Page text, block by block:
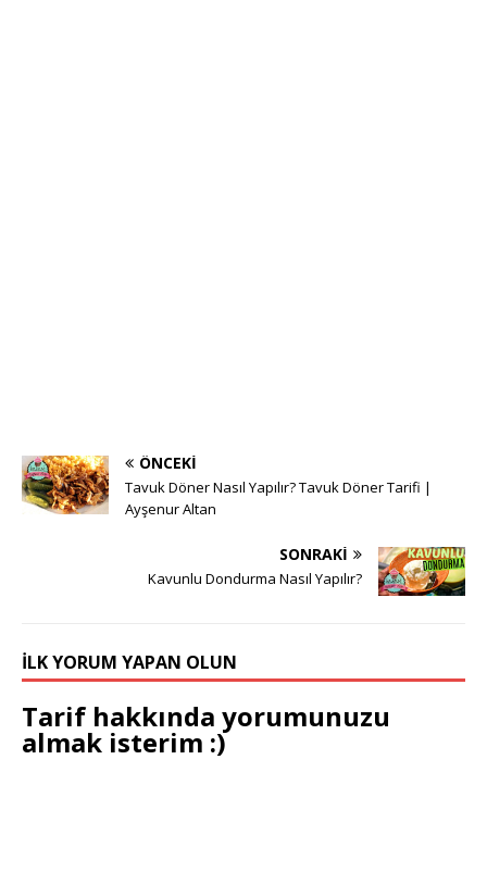
ÖNCEKI
Tavuk Döner Nasıl Yapılır? Tavuk Döner Tarifi |
Ayşenur Altan
SONRAKI
Kavunlu Dondurma Nasıl Yapılır?
İLK YORUM YAPAN OLUN
Tarif hakkında yorumunuzu
almak isterim :)